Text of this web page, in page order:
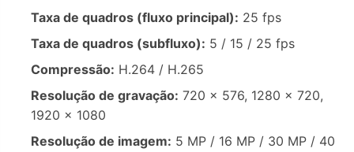
Taxa de quadros (fluxo principal): 25 fps
Taxa de quadros (subfluxo): 5 / 15 / 25 fps
Compressão: H.264 / H.265
Resolução de gravação: 720 × 576, 1280 × 720,
1920 × 1080
Resolução de imagem: 5 MP / 16 MP / 30 MP / 40